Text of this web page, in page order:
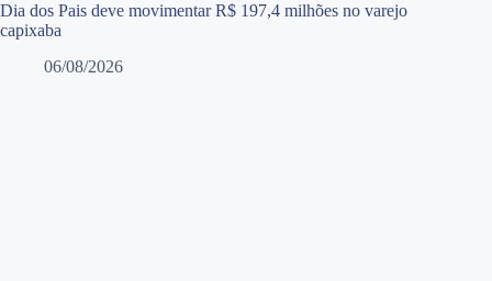
Dia dos Pais deve movimentar R$ 197,4 milhões no varejo
capixaba
06/08/2026